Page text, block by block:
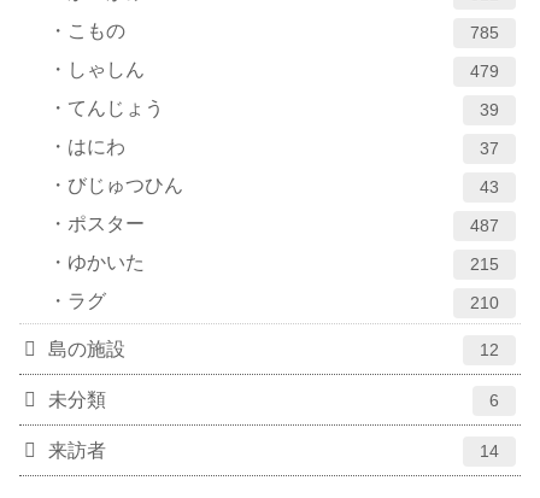
こもの 785
しゃしん 479
てんじょう 39
はにわ 37
びじゅつひん 43
ポスター 487
ゆかいた 215
ラグ 210
島の施設 12
未分類 6
来訪者 14